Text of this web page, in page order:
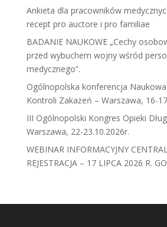
Ankieta dla pracowników
recept pro auctore i pro familiae
BADANIE NAUKOWE „Cechy
przed wybuchem wojny wśród
medycznego”.
Ogólnopolska konferencja
Kontroli Zakażeń – Warszawa, 16-
III Ogólnopolski Kongres Opieki
Warszawa, 22-23.10.2026r.
WEBINAR INFORMACYJNY
REJESTRACJA – 17 LIPCA 2026 R.